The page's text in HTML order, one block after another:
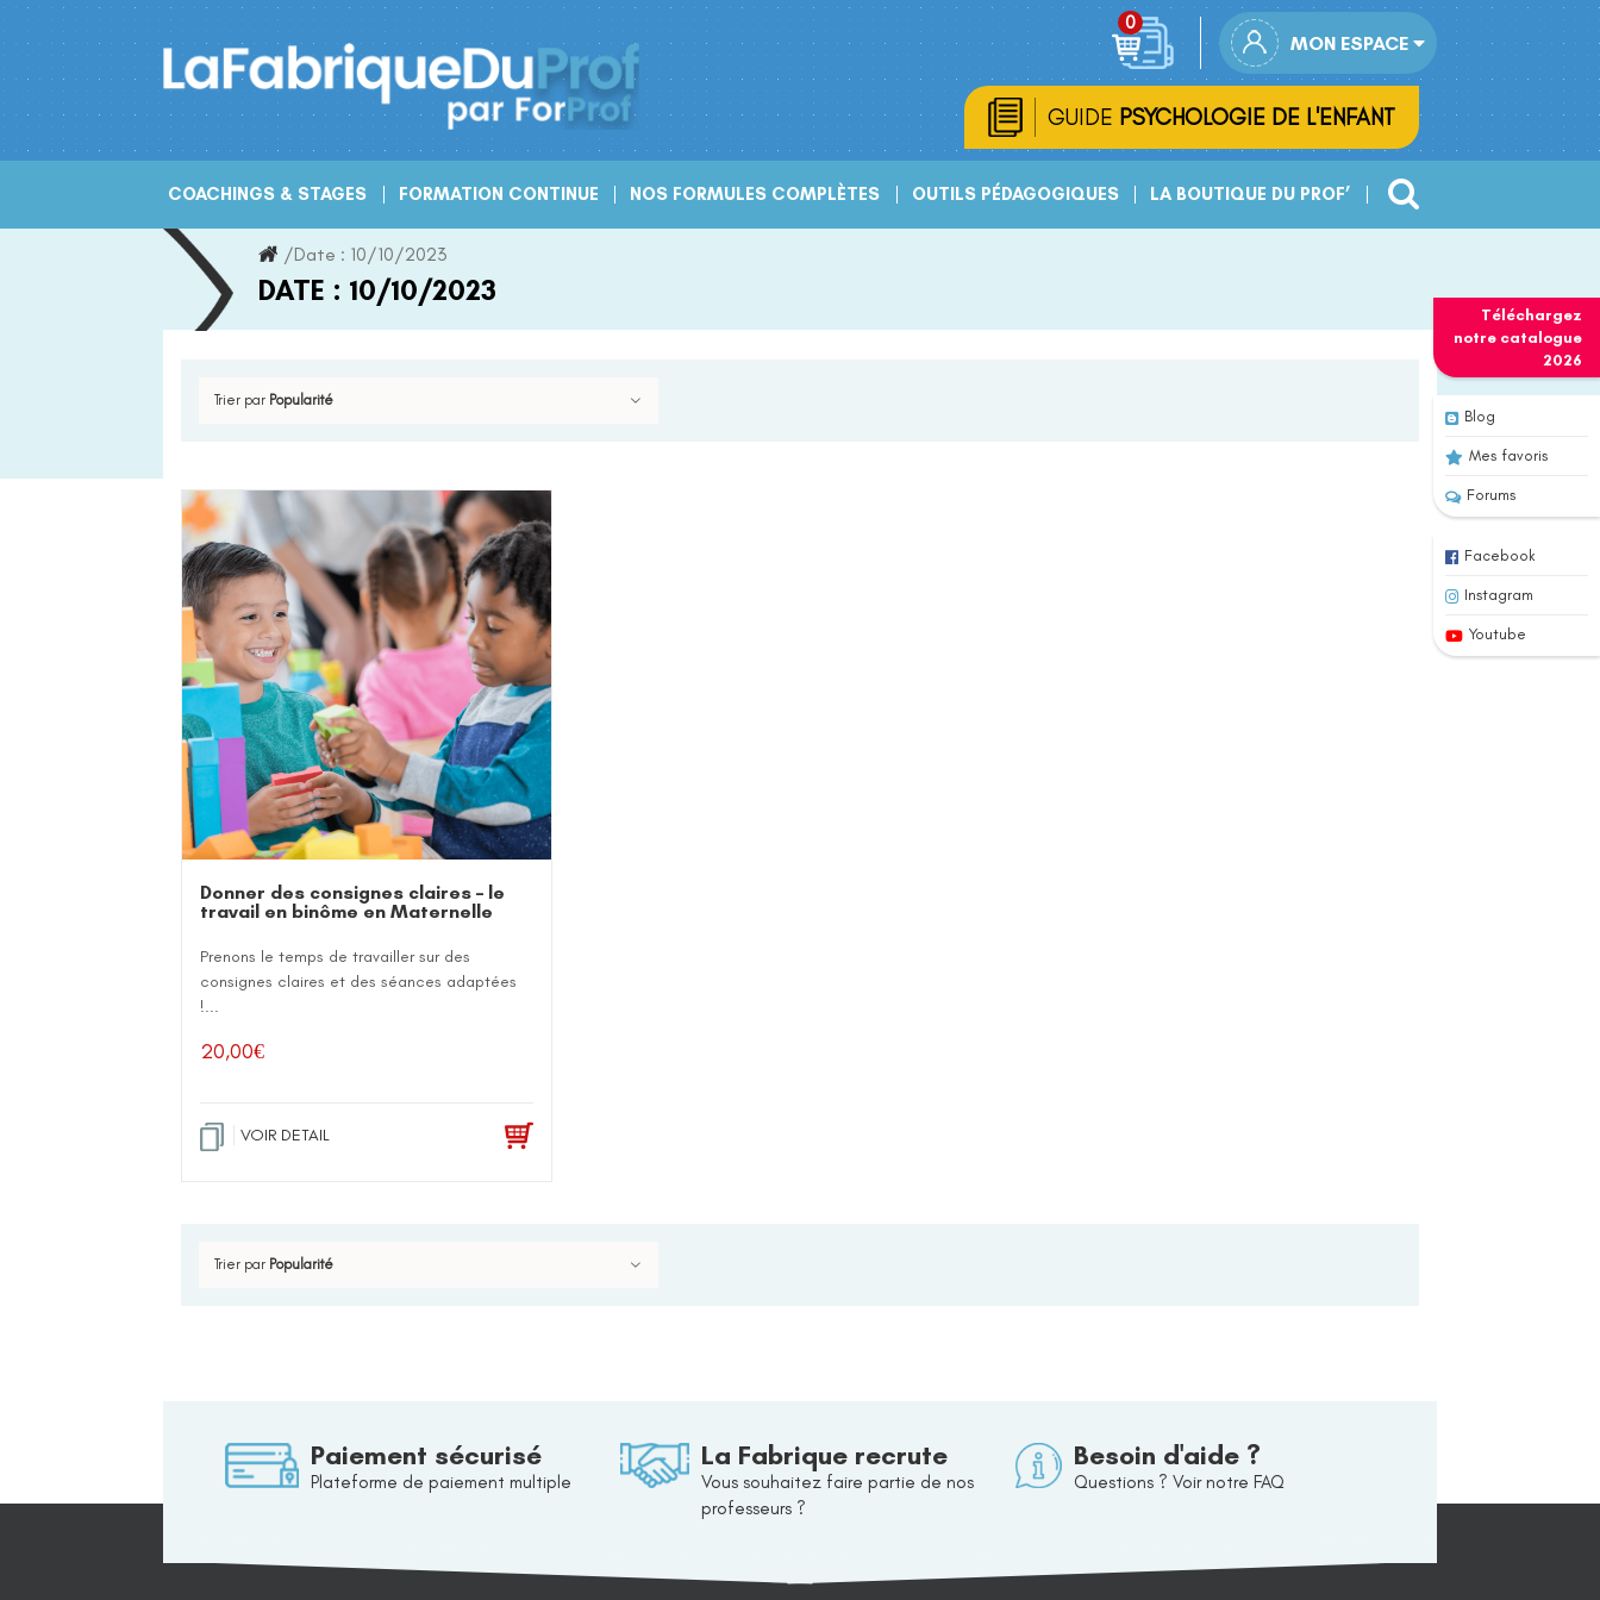
Téléchargez
notre catalogue
2026
Blog
Mes favoris
Forums
Facebook
Instagram
Youtube
Skip
to
MON ESPACE
GUIDE PSYCHOLOGIE DE L'ENFANT
COACHINGS & STAGES FORMATION CONTINUE NOS FORMULES COMPLÈTES OUTILS PÉDAGOGIQUES LA BOUTIQUE DU PROF’
/Date : 10/10/2023
DATE : 10/10/2023
Trier par Popularité
Donner des consignes claires – le
travail en binôme en Maternelle
Prenons le temps de travailler sur des
consignes claires et des séances adaptées
!...
20,00€
VOIR DETAIL
Trier par Popularité
Paiement sécurisé
Plateforme de paiement multiple
La Fabrique recrute
Vous souhaitez faire partie de nos
professeurs ?
Besoin d'aide ?
Questions ? Voir notre FAQ